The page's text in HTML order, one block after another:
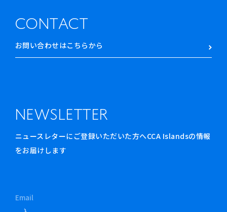
CONTACT
お問い合わせはこちらから
NEWSLETTER
ニュースレターにご登録いただいた方へCCA Islandsの情報
をお届けします